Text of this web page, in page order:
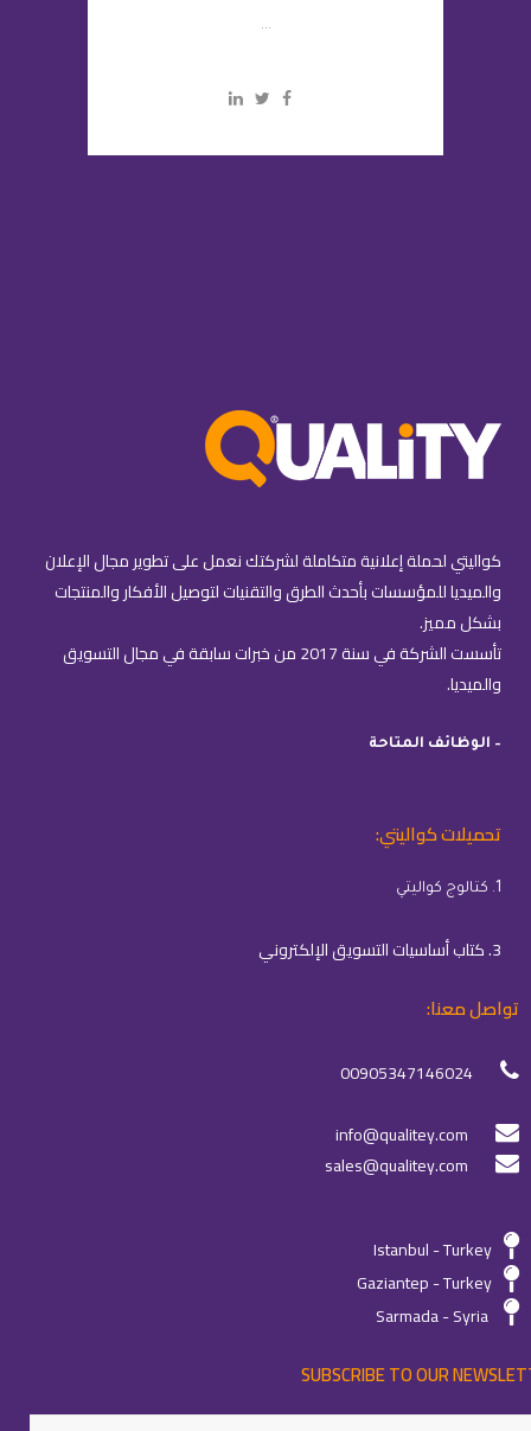
...
كواليتي لحملة إعلانية متكاملة لشركتك نعمل على تطوير مجال الإعلان
والميديا للمؤسسات بأحدث الطرق والتقنيات لتوصيل الأفكار والمنتجات
بشكل مميز.
تأسست الشركة في سنة 2017 من خبرات سابقة في مجال التسويق
والميديا.
– الوظائف المتاحة
تحميلات كواليتي:
1. كتالوج كواليتي
3. كتاب أساسيات التسويق الإلكتروني
تواصل معنا:
00905347146024
info@qualitey.com
sales@qualitey.com
Istanbul - Turkey
Gaziantep - Turkey
Sarmada - Syria
SUBSCRIBE TO OUR